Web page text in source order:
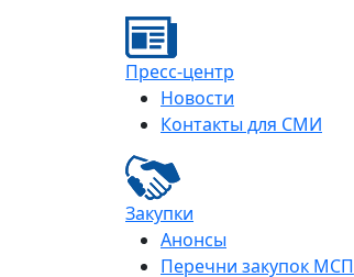
Пресс-центр
Новости
Контакты для СМИ
Закупки
Анонсы
Перечни закупок МСП